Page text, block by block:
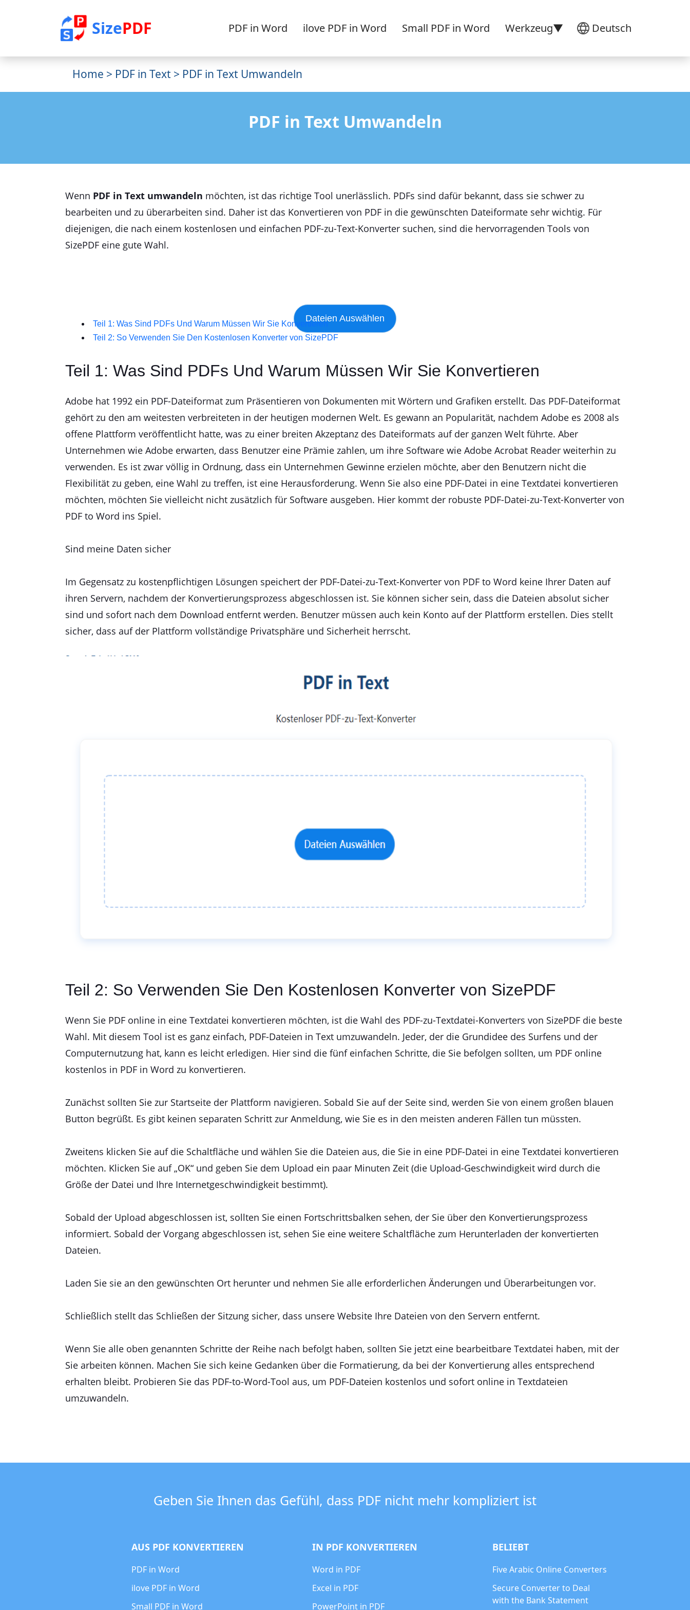
SizePDF Deutsch
PDF in Word ilove PDF in Word Small PDF in Word Werkzeug▼
Home > PDF in Text > PDF in Text Umwandeln
PDF in Text Umwandeln
Wenn PDF in Text umwandeln möchten, ist das richtige Tool unerlässlich. PDFs sind dafür bekannt, dass sie schwer zu
bearbeiten und zu überarbeiten sind. Daher ist das Konvertieren von PDF in die gewünschten Dateiformate sehr wichtig. Für
diejenigen, die nach einem kostenlosen und einfachen PDF-zu-Text-Konverter suchen, sind die hervorragenden Tools von
SizePDF eine gute Wahl.
Teil 1: Was Sind PDFs Und Warum Müssen Wir Sie Konvertieren
Teil 2: So Verwenden Sie Den Kostenlosen Konverter von SizePDF
Teil 1: Was Sind PDFs Und Warum Müssen Wir Sie Konvertieren
Adobe hat 1992 ein PDF-Dateiformat zum Präsentieren von Dokumenten mit Wörtern und Grafiken erstellt. Das PDF-Dateiformat
gehört zu den am weitesten verbreiteten in der heutigen modernen Welt. Es gewann an Popularität, nachdem Adobe es 2008 als
offene Plattform veröffentlicht hatte, was zu einer breiten Akzeptanz des Dateiformats auf der ganzen Welt führte. Aber
Unternehmen wie Adobe erwarten, dass Benutzer eine Prämie zahlen, um ihre Software wie Adobe Acrobat Reader weiterhin zu
verwenden. Es ist zwar völlig in Ordnung, dass ein Unternehmen Gewinne erzielen möchte, aber den Benutzern nicht die
Flexibilität zu geben, eine Wahl zu treffen, ist eine Herausforderung. Wenn Sie also eine PDF-Datei in eine Textdatei konvertieren
möchten, möchten Sie vielleicht nicht zusätzlich für Software ausgeben. Hier kommt der robuste PDF-Datei-zu-Text-Konverter von
PDF to Word ins Spiel.
Sind meine Daten sicher
Im Gegensatz zu kostenpflichtigen Lösungen speichert der PDF-Datei-zu-Text-Konverter von PDF to Word keine Ihrer Daten auf
ihren Servern, nachdem der Konvertierungsprozess abgeschlossen ist. Sie können sicher sein, dass die Dateien absolut sicher
sind und sofort nach dem Download entfernt werden. Benutzer müssen auch kein Konto auf der Plattform erstellen. Dies stellt
sicher, dass auf der Plattform vollständige Privatsphäre und Sicherheit herrscht.
Teil 2: So Verwenden Sie Den Kostenlosen Konverter von SizePDF
Wenn Sie PDF online in eine Textdatei konvertieren möchten, ist die Wahl des PDF-zu-Textdatei-Konverters von SizePDF die beste
Wahl. Mit diesem Tool ist es ganz einfach, PDF-Dateien in Text umzuwandeln. Jeder, der die Grundidee des Surfens und der
Computernutzung hat, kann es leicht erledigen. Hier sind die fünf einfachen Schritte, die Sie befolgen sollten, um PDF online
kostenlos in PDF in Word zu konvertieren.
Zunächst sollten Sie zur Startseite der Plattform navigieren. Sobald Sie auf der Seite sind, werden Sie von einem großen blauen
Button begrüßt. Es gibt keinen separaten Schritt zur Anmeldung, wie Sie es in den meisten anderen Fällen tun müssten.
Zweitens klicken Sie auf die Schaltfläche und wählen Sie die Dateien aus, die Sie in eine PDF-Datei in eine Textdatei konvertieren
möchten. Klicken Sie auf „OK“ und geben Sie dem Upload ein paar Minuten Zeit (die Upload-Geschwindigkeit wird durch die
Größe der Datei und Ihre Internetgeschwindigkeit bestimmt).
Sobald der Upload abgeschlossen ist, sollten Sie einen Fortschrittsbalken sehen, der Sie über den Konvertierungsprozess
informiert. Sobald der Vorgang abgeschlossen ist, sehen Sie eine weitere Schaltfläche zum Herunterladen der konvertierten
Dateien.
Laden Sie sie an den gewünschten Ort herunter und nehmen Sie alle erforderlichen Änderungen und Überarbeitungen vor.
Schließlich stellt das Schließen der Sitzung sicher, dass unsere Website Ihre Dateien von den Servern entfernt.
Wenn Sie alle oben genannten Schritte der Reihe nach befolgt haben, sollten Sie jetzt eine bearbeitbare Textdatei haben, mit der
Sie arbeiten können. Machen Sie sich keine Gedanken über die Formatierung, da bei der Konvertierung alles entsprechend
erhalten bleibt. Probieren Sie das PDF-to-Word-Tool aus, um PDF-Dateien kostenlos und sofort online in Textdateien
umzuwandeln.
Geben Sie Ihnen das Gefühl, dass PDF nicht mehr kompliziert ist
AUS PDF KONVERTIEREN
PDF in Word
ilove PDF in Word
Small PDF in Word
IN PDF KONVERTIEREN
Word in PDF
Excel in PDF
PowerPoint in PDF
BELIEBT
Five Arabic Online Converters
Secure Converter to Deal
with the Bank Statement